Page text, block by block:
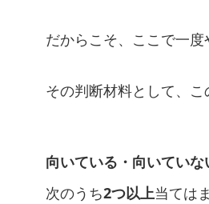
だからこそ、ここで一
その判断材料として、こ
向いている・向いていな
次のうち2つ以上当ては